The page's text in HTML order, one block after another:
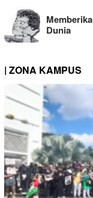
Dunia
| ZONA KAMPUS